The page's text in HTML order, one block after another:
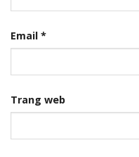
Email *
Trang web